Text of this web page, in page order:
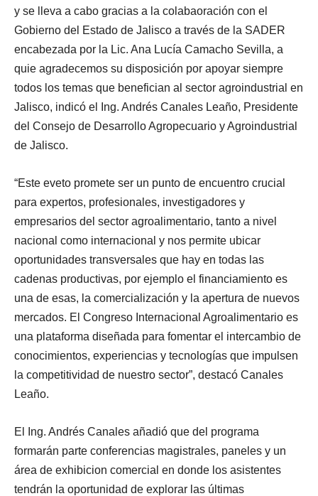
y se lleva a cabo gracias a la colabaoración con el
Gobierno del Estado de Jalisco a través de la SADER
encabezada por la Lic. Ana Lucía Camacho Sevilla, a
quie agradecemos su disposición por apoyar siempre
todos los temas que benefician al sector agroindustrial en
Jalisco, indicó el Ing. Andrés Canales Leaño, Presidente
del Consejo de Desarrollo Agropecuario y Agroindustrial
de Jalisco.
“Este eveto promete ser un punto de encuentro crucial
para expertos, profesionales, investigadores y
empresarios del sector agroalimentario, tanto a nivel
nacional como internacional y nos permite ubicar
oportunidades transversales que hay en todas las
cadenas productivas, por ejemplo el financiamiento es
una de esas, la comercialización y la apertura de nuevos
mercados. El Congreso Internacional Agroalimentario es
una plataforma diseñada para fomentar el intercambio de
conocimientos, experiencias y tecnologías que impulsen
la competitividad de nuestro sector”, destacó Canales
Leaño.
El Ing. Andrés Canales añadió que del programa
formarán parte conferencias magistrales, paneles y un
área de exhibicion comercial en donde los asistentes
tendrán la oportunidad de explorar las últimas